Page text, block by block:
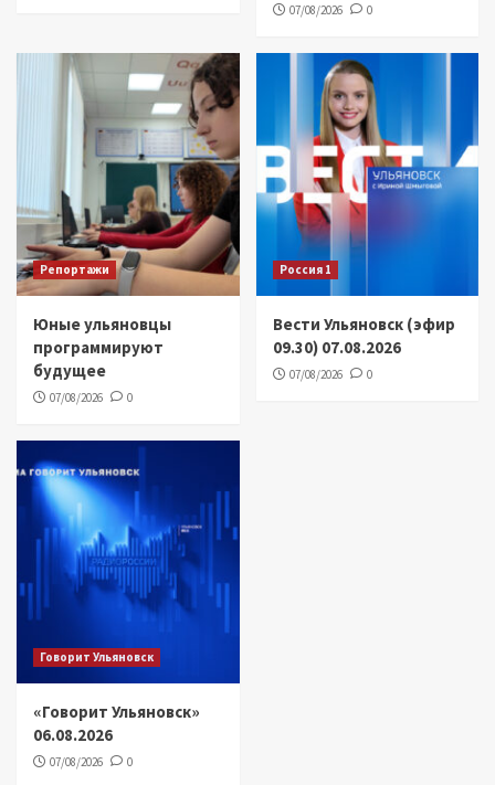
07/08/2026 0
Репортажи
Юные ульяновцы
программируют
будущее
07/08/2026 0
Россия 1
Вести Ульяновск (эфир
09.30) 07.08.2026
07/08/2026 0
Говорит Ульяновск
«Говорит Ульяновск»
06.08.2026
07/08/2026 0